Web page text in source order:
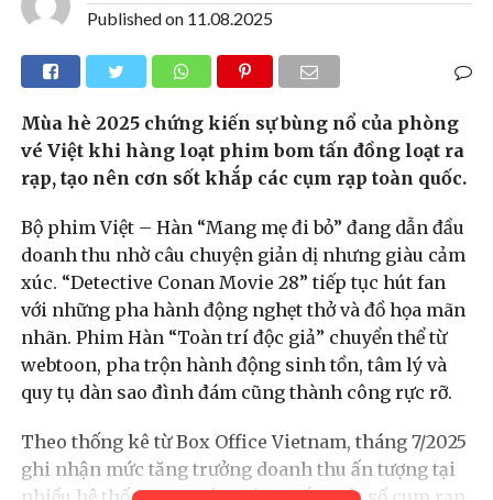
Published on 11.08.2025
Mùa hè 2025 chứng kiến sự bùng nổ của phòng
vé Việt khi hàng loạt phim bom tấn đồng loạt ra
rạp, tạo nên cơn sốt khắp các cụm rạp toàn quốc.
Bộ phim Việt – Hàn “Mang mẹ đi bỏ” đang dẫn đầu
doanh thu nhờ câu chuyện giản dị nhưng giàu cảm
xúc. “Detective Conan Movie 28” tiếp tục hút fan
với những pha hành động nghẹt thở và đồ họa mãn
nhãn. Phim Hàn “Toàn trí độc giả” chuyển thể từ
webtoon, pha trộn hành động sinh tồn, tâm lý và
quy tụ dàn sao đình đám cũng thành công rực rỡ.
Theo thống kê từ Box Office Vietnam, tháng 7/2025
ghi nhận mức tăng trưởng doanh thu ấn tượng tại